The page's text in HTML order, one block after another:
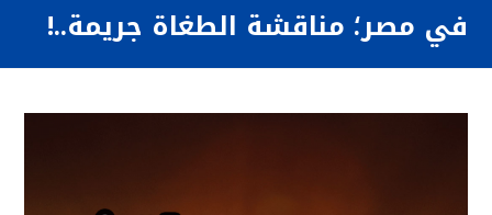
في مصر؛ مناقشة الطغاة جريمة..!